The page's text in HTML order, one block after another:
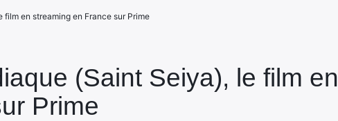
(Saint Seiya), le film en
Prime
en streaming en France sur Prime